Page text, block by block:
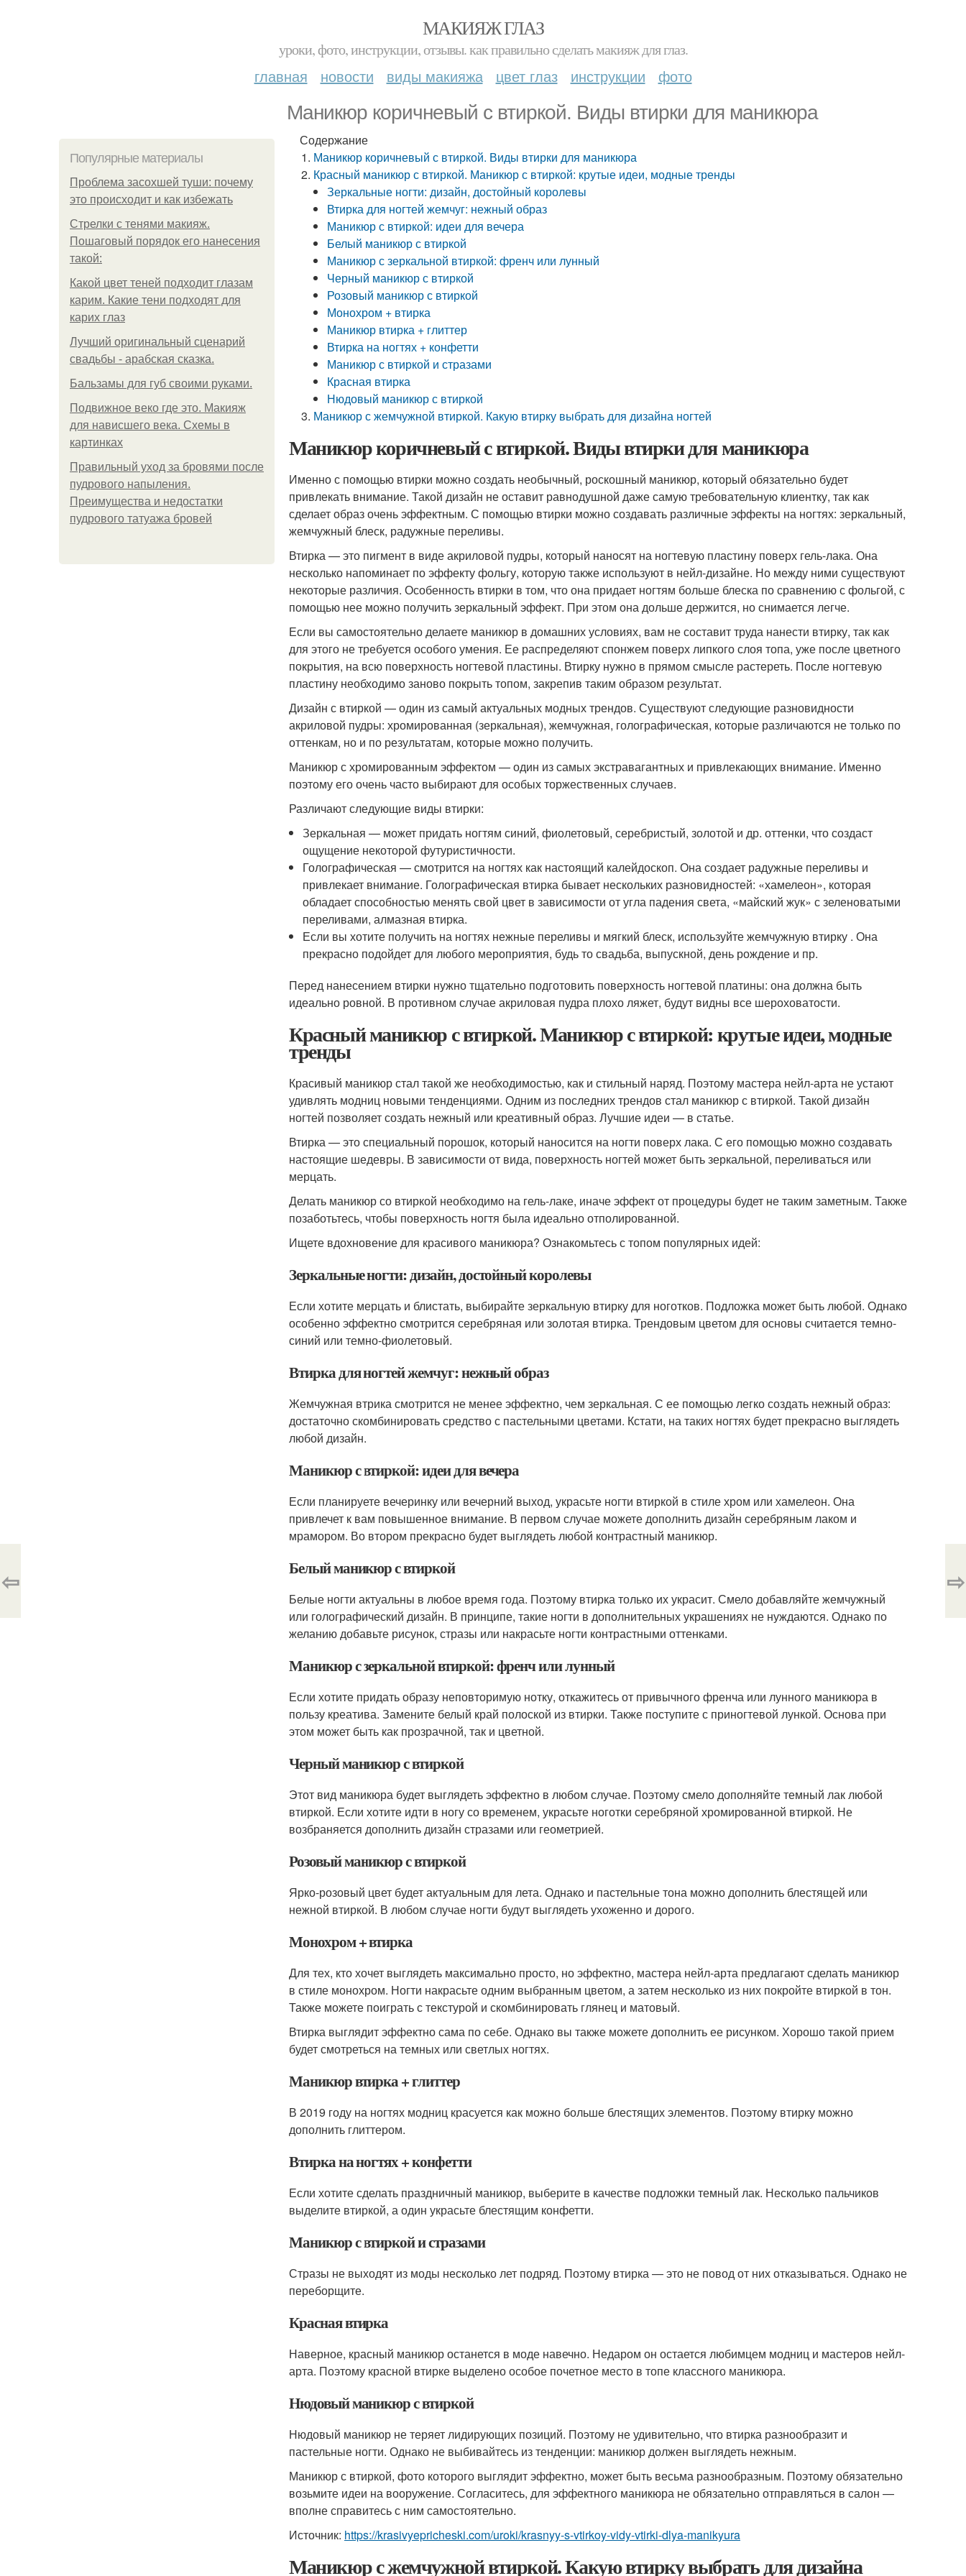
МАКИЯЖ ГЛАЗ
уроки, фото, инструкции, отзывы. как правильно сделать макияж для глаз.
главная новости виды макияжа цвет глаз инструкции фото
Маникюр коричневый с втиркой. Виды втирки для маникюра
Популярные материалы
Проблема засохшей туши: почему
это происходит и как избежать
Стрелки с тенями макияж.
Пошаговый порядок его нанесения
такой:
Какой цвет теней подходит глазам
карим. Какие тени подходят для
карих глаз
Лучший оригинальный сценарий
свадьбы - арабская сказка.
Бальзамы для губ своими руками.
Подвижное веко где это. Макияж
для нависшего века. Схемы в
картинках
Правильный уход за бровями после
пудрового напыления.
Преимущества и недостатки
пудрового татуажа бровей
Содержание
Маникюр коричневый с втиркой. Виды втирки для маникюра
Красный маникюр с втиркой. Маникюр с втиркой: крутые идеи, модные тренды
Зеркальные ногти: дизайн, достойный королевы
Втирка для ногтей жемчуг: нежный образ
Маникюр с втиркой: идеи для вечера
Белый маникюр с втиркой
Маникюр с зеркальной втиркой: френч или лунный
Черный маникюр с втиркой
Розовый маникюр с втиркой
Монохром + втирка
Маникюр втирка + глиттер
Втирка на ногтях + конфетти
Маникюр с втиркой и стразами
Красная втирка
Нюдовый маникюр с втиркой
Маникюр с жемчужной втиркой. Какую втирку выбрать для дизайна ногтей
Маникюр коричневый с втиркой. Виды втирки для маникюра
Именно с помощью втирки можно создать необычный, роскошный маникюр, который обязательно будет
привлекать внимание. Такой дизайн не оставит равнодушной даже самую требовательную клиентку, так как
сделает образ очень эффектным. С помощью втирки можно создавать различные эффекты на ногтях: зеркальный,
жемчужный блеск, радужные переливы.
Втирка — это пигмент в виде акриловой пудры, который наносят на ногтевую пластину поверх гель-лака. Она
несколько напоминает по эффекту фольгу, которую также используют в нейл-дизайне. Но между ними существуют
некоторые различия. Особенность втирки в том, что она придает ногтям больше блеска по сравнению с фольгой, с
помощью нее можно получить зеркальный эффект. При этом она дольше держится, но снимается легче.
Если вы самостоятельно делаете маникюр в домашних условиях, вам не составит труда нанести втирку, так как
для этого не требуется особого умения. Ее распределяют спонжем поверх липкого слоя топа, уже после цветного
покрытия, на всю поверхность ногтевой пластины. Втирку нужно в прямом смысле растереть. После ногтевую
пластину необходимо заново покрыть топом, закрепив таким образом результат.
Дизайн с втиркой — один из самый актуальных модных трендов. Существуют следующие разновидности
акриловой пудры: хромированная (зеркальная), жемчужная, голографическая, которые различаются не только по
оттенкам, но и по результатам, которые можно получить.
Маникюр с хромированным эффектом — один из самых экстравагантных и привлекающих внимание. Именно
поэтому его очень часто выбирают для особых торжественных случаев.
Различают следующие виды втирки:
Зеркальная — может придать ногтям синий, фиолетовый, серебристый, золотой и др. оттенки, что создаст
ощущение некоторой футуристичности.
Голографическая — смотрится на ногтях как настоящий калейдоскоп. Она создает радужные переливы и
привлекает внимание. Голографическая втирка бывает нескольких разновидностей: «хамелеон», которая
обладает способностью менять свой цвет в зависимости от угла падения света, «майский жук» с зеленоватыми
переливами, алмазная втирка.
Если вы хотите получить на ногтях нежные переливы и мягкий блеск, используйте жемчужную втирку . Она
прекрасно подойдет для любого мероприятия, будь то свадьба, выпускной, день рождение и пр.
Перед нанесением втирки нужно тщательно подготовить поверхность ногтевой платины: она должна быть
идеально ровной. В противном случае акриловая пудра плохо ляжет, будут видны все шероховатости.
Красный маникюр с втиркой. Маникюр с втиркой: крутые идеи, модные
тренды
Красивый маникюр стал такой же необходимостью, как и стильный наряд. Поэтому мастера нейл-арта не устают
удивлять модниц новыми тенденциями. Одним из последних трендов стал маникюр с втиркой. Такой дизайн
ногтей позволяет создать нежный или креативный образ. Лучшие идеи — в статье.
Втирка — это специальный порошок, который наносится на ногти поверх лака. С его помощью можно создавать
настоящие шедевры. В зависимости от вида, поверхность ногтей может быть зеркальной, переливаться или
мерцать.
Делать маникюр со втиркой необходимо на гель-лаке, иначе эффект от процедуры будет не таким заметным. Также
позаботьтесь, чтобы поверхность ногтя была идеально отполированной.
Ищете вдохновение для красивого маникюра? Ознакомьтесь с топом популярных идей:
Зеркальные ногти: дизайн, достойный королевы
Если хотите мерцать и блистать, выбирайте зеркальную втирку для ноготков. Подложка может быть любой. Однако
особенно эффектно смотрится серебряная или золотая втирка. Трендовым цветом для основы считается темно-
синий или темно-фиолетовый.
Втирка для ногтей жемчуг: нежный образ
Жемчужная втрика смотрится не менее эффектно, чем зеркальная. С ее помощью легко создать нежный образ:
достаточно скомбинировать средство с пастельными цветами. Кстати, на таких ногтях будет прекрасно выглядеть
любой дизайн.
Маникюр с втиркой: идеи для вечера
Если планируете вечеринку или вечерний выход, украсьте ногти втиркой в стиле хром или хамелеон. Она
привлечет к вам повышенное внимание. В первом случае можете дополнить дизайн серебряным лаком и
мрамором. Во втором прекрасно будет выглядеть любой контрастный маникюр.
Белый маникюр с втиркой
Белые ногти актуальны в любое время года. Поэтому втирка только их украсит. Смело добавляйте жемчужный
или голографический дизайн. В принципе, такие ногти в дополнительных украшениях не нуждаются. Однако по
желанию добавьте рисунок, стразы или накрасьте ногти контрастными оттенками.
Маникюр с зеркальной втиркой: френч или лунный
Если хотите придать образу неповторимую нотку, откажитесь от привычного френча или лунного маникюра в
пользу креатива. Замените белый край полоской из втирки. Также поступите с приногтевой лункой. Основа при
этом может быть как прозрачной, так и цветной.
Черный маникюр с втиркой
Этот вид маникюра будет выглядеть эффектно в любом случае. Поэтому смело дополняйте темный лак любой
втиркой. Если хотите идти в ногу со временем, украсьте ноготки серебряной хромированной втиркой. Не
возбраняется дополнить дизайн стразами или геометрией.
Розовый маникюр с втиркой
Ярко-розовый цвет будет актуальным для лета. Однако и пастельные тона можно дополнить блестящей или
нежной втиркой. В любом случае ногти будут выглядеть ухоженно и дорого.
Монохром + втирка
Для тех, кто хочет выглядеть максимально просто, но эффектно, мастера нейл-арта предлагают сделать маникюр
в стиле монохром. Ногти накрасьте одним выбранным цветом, а затем несколько из них покройте втиркой в тон.
Также можете поиграть с текстурой и скомбинировать глянец и матовый.
Втирка выглядит эффектно сама по себе. Однако вы также можете дополнить ее рисунком. Хорошо такой прием
будет смотреться на темных или светлых ногтях.
Маникюр втирка + глиттер
В 2019 году на ногтях модниц красуется как можно больше блестящих элементов. Поэтому втирку можно
дополнить глиттером.
Втирка на ногтях + конфетти
Если хотите сделать праздничный маникюр, выберите в качестве подложки темный лак. Несколько пальчиков
выделите втиркой, а один украсьте блестящим конфетти.
Маникюр с втиркой и стразами
Стразы не выходят из моды несколько лет подряд. Поэтому втирка — это не повод от них отказываться. Однако не
переборщите.
Красная втирка
Наверное, красный маникюр останется в моде навечно. Недаром он остается любимцем модниц и мастеров нейл-
арта. Поэтому красной втирке выделено особое почетное место в топе классного маникюра.
Нюдовый маникюр с втиркой
Нюдовый маникюр не теряет лидирующих позиций. Поэтому не удивительно, что втирка разнообразит и
пастельные ногти. Однако не выбивайтесь из тенденции: маникюр должен выглядеть нежным.
Маникюр с втиркой, фото которого выглядит эффектно, может быть весьма разнообразным. Поэтому обязательно
возьмите идеи на вооружение. Согласитесь, для эффектного маникюра не обязательно отправляться в салон —
вполне справитесь с ним самостоятельно.
Источник: https://krasivyepricheski.com/uroki/krasnyy-s-vtirkoy-vidy-vtirki-dlya-manikyura
Маникюр с жемчужной втиркой. Какую втирку выбрать для дизайна
⇦ ⇨